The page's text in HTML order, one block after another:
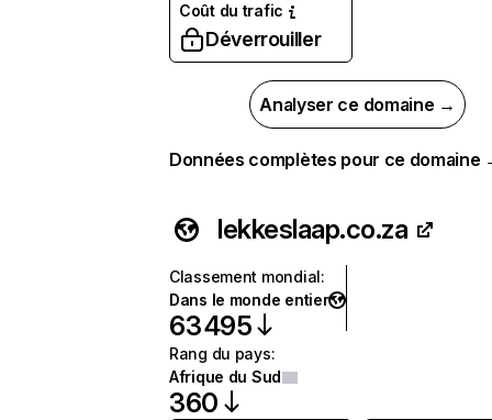
Coût du trafic
Déverrouiller
Analyser ce domaine →
Données complètes pour ce domaine
lekkeslaap.co.za
Classement mondial:
Dans le monde entier
63 495
Rang du pays:
Afrique du Sud
360